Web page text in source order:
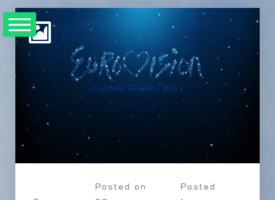
Skip
content
Posted on
Posted